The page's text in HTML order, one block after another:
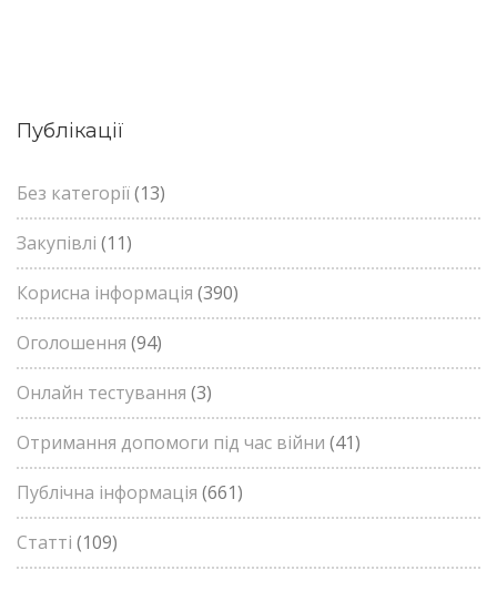
Публікації
Без категорії(13)
Закупівлі (11)
Корисна інформація (390)
Оголошення (94)
Онлайн тестування (3)
Отримання допомоги під час війни (41)
Публічна інформація (661)
Статті (109)